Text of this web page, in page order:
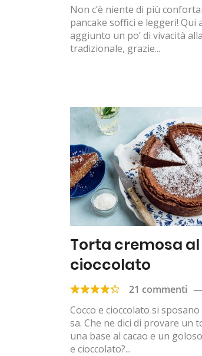
Non c’è niente di più
pancake soffici e leggeri! Qui
aggiunto un po’ di vivacità
tradizionale, grazie...
Torta cremosa al
cioccolato
21 commenti —
Cocco e cioccolato si
sa. Che ne dici di provare un
una base al cacao e un
e cioccolato?...